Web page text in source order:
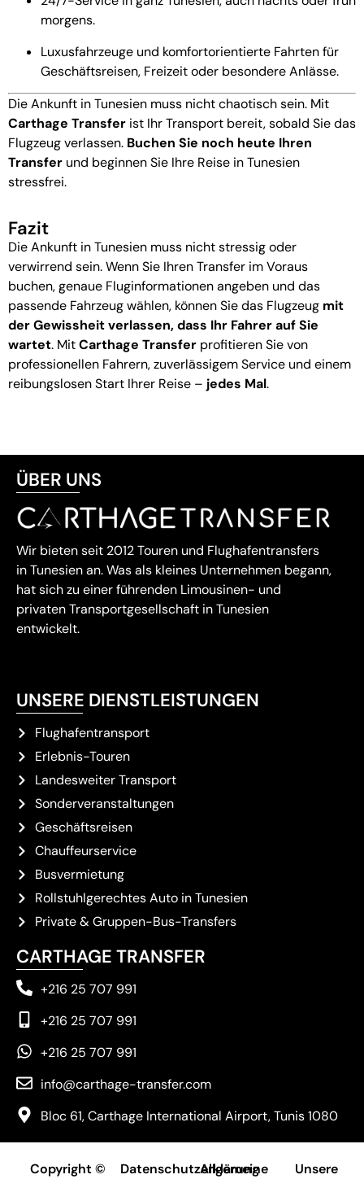
morgens.
Luxusfahrzeuge und komfortorientierte Fahrten für
Geschäftsreisen, Freizeit oder besondere Anlässe.
Die Ankunft in Tunesien muss nicht chaotisch sein. Mit
Carthage Transfer ist Ihr Transport bereit, sobald Sie das
Flugzeug verlassen. Buchen Sie noch heute Ihren
Transfer und beginnen Sie Ihre Reise in Tunesien
stressfrei.
Fazit
Die Ankunft in Tunesien muss nicht stressig oder
verwirrend sein. Wenn Sie Ihren Transfer im Voraus
buchen, genaue Fluginformationen angeben und das
passende Fahrzeug wählen, können Sie das Flugzeug mit
der Gewissheit verlassen, dass Ihr Fahrer auf Sie
wartet. MitCarthage Transfer profitieren Sie von
professionellen Fahrern, zuverlässigem Service und einem
reibungslosen Start Ihrer Reise – jedes Mal.
ÜBER UNS
Wir bieten seit 2012 Touren und Flughafentransfers
in Tunesien an. Was als kleines Unternehmen begann,
hat sich zu einer führenden Limousinen- und
privaten Transportgesellschaft in Tunesien
entwickelt.
UNSERE DIENSTLEISTUNGEN
Flughafentransport
Erlebnis-Touren
Landesweiter Transport
Sonderveranstaltungen
Geschäftsreisen
Chauffeurservice
Busvermietung
Rollstuhlgerechtes Auto in Tunesien
Private & Gruppen-Bus-Transfers
CARTHAGE TRANSFER
+216 25 707 991
+216 25 707 991
+216 25 707 991
info@carthage-transfer.com
Bloc 61, Carthage International Airport, Tunis 1080
Copyright © Datenschutzerklärung
Allgemeine Unsere